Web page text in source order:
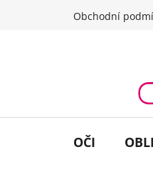
Obchodní
OČI